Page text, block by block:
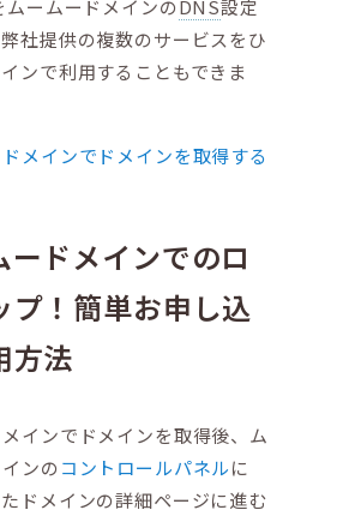
ムームードメインのDNS設定
社提供の複数のサービスをひ
ンで利用することもできま
メインでドメインを取得する
ードメインでのロ
プ！簡単お申し込
方法
インでドメインを取得後、ム
ンの コントロールパネルに
ドメインの詳細ページに進む